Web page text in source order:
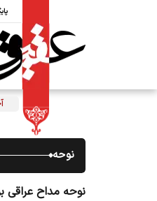
نوحه
نوحه مداح عراقی